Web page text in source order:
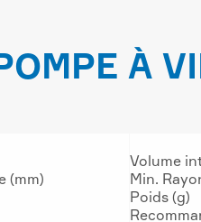
À
(mm)
Volume
Min.
Poids (g)